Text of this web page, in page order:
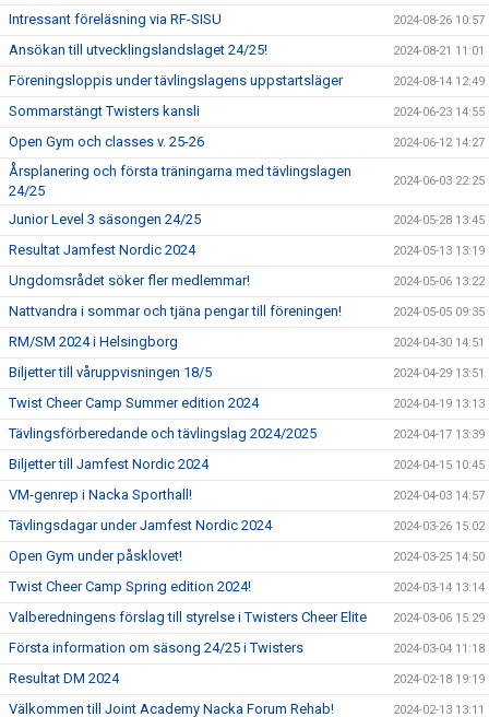
Intressant föreläsning via RF-SISU 2024-08-26 10:57
Ansökan till utvecklingslandslaget 24/25! 2024-08-21 11:01
Föreningsloppis under tävlingslagens uppstartsläger 2024-08-14 12:49
Sommarstängt Twisters kansli 2024-06-23 14:55
Open Gym och classes v. 25-26 2024-06-12 14:27
Årsplanering och första träningarna med tävlingslagen
24/25
2024-06-03 22:25
Junior Level 3 säsongen 24/25 2024-05-28 13:45
Resultat Jamfest Nordic 2024 2024-05-13 13:19
Ungdomsrådet söker fler medlemmar! 2024-05-06 13:22
Nattvandra i sommar och tjäna pengar till föreningen! 2024-05-05 09:35
RM/SM 2024 i Helsingborg 2024-04-30 14:51
Biljetter till våruppvisningen 18/5 2024-04-29 13:51
Twist Cheer Camp Summer edition 2024 2024-04-19 13:13
Tävlingsförberedande och tävlingslag 2024/2025 2024-04-17 13:39
Biljetter till Jamfest Nordic 2024 2024-04-15 10:45
VM-genrep i Nacka Sporthall! 2024-04-03 14:57
Tävlingsdagar under Jamfest Nordic 2024 2024-03-26 15:02
Open Gym under påsklovet! 2024-03-25 14:50
Twist Cheer Camp Spring edition 2024! 2024-03-14 13:14
Valberedningens förslag till styrelse i Twisters Cheer Elite 2024-03-06 15:29
Första information om säsong 24/25 i Twisters 2024-03-04 11:18
Resultat DM 2024 2024-02-18 19:19
Välkommen till Joint Academy Nacka Forum Rehab! 2024-02-13 13:11